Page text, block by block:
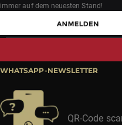
immer auf dem neuesten Stand!
WHATSAPP-NEWSLETTER
QR-Code